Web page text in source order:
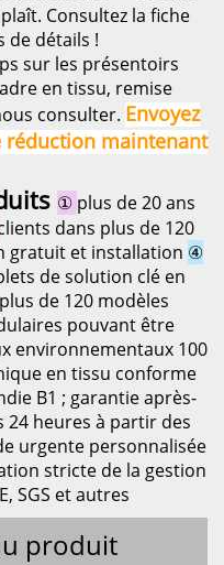
Consultez la fiche
détails !
sur les présentoirs
en tissu, remise
consulter. Envoyez
réduction maintenant
① plus de 20 ans
dans plus de 120
gratuit et installation ④
de solution clé en
de 120 modèles
pouvant être
environnementaux 100
en tissu conforme
B1 ; garantie après-
24 heures à partir des
urgente personnalisée
stricte de la gestion
SGS et autres
produit